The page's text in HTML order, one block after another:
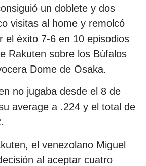
un doblete y dos
visitas al home y remolcó
el éxito 7-6 en 10 episodios
Rakuten sobre los Búfalos
Dome de Osaka.
no jugaba desde el 8 de
average a .224 y el total de
el venezolano Miguel
al aceptar cuatro